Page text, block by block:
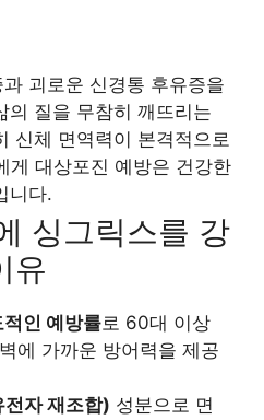
괴로운 신경통 후유증을
의 질을 무참히 깨뜨리는
신체 면역력이 본격적으로
게 대상포진 예방은 건강한
니다.
싱그릭스를 강
유
인 예방률로 60대 이상
에 가까운 방어력을 제공
자 재조합) 성분으로 면